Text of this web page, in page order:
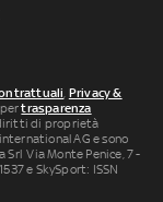
, Privacy &
trasparenza
di proprietà
AG e sono
Via Monte Penice, 7 -
e SkySport: ISSN